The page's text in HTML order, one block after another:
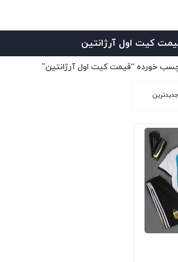
کیت اول آرژانتین
خورده “قیمت کیت اول آرژانتین”